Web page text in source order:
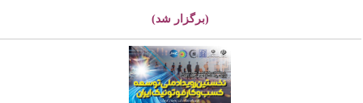
(برگزار شد)